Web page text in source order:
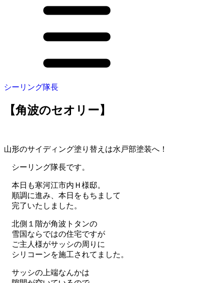
シーリング隊長
【角波のセオリー】
山形のサイディング塗り替えは水戸部塗装へ！
シーリング隊長です。
本日も寒河江市内Ｈ様邸。
順調に進み、本日をもちまして
完了いたしました。
北側１階が角波トタンの
雪国ならではの住宅ですが
ご主人様がサッシの周りに
シリコーンを施工されてました。
サッシの上端なんかは